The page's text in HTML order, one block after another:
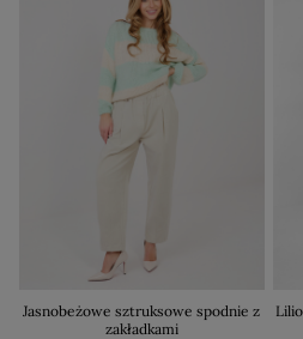
Jasnobeżowe sztruksowe spodnie z
zakładkami